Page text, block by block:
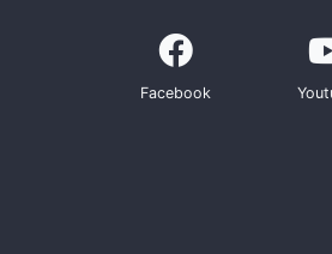
Facebook